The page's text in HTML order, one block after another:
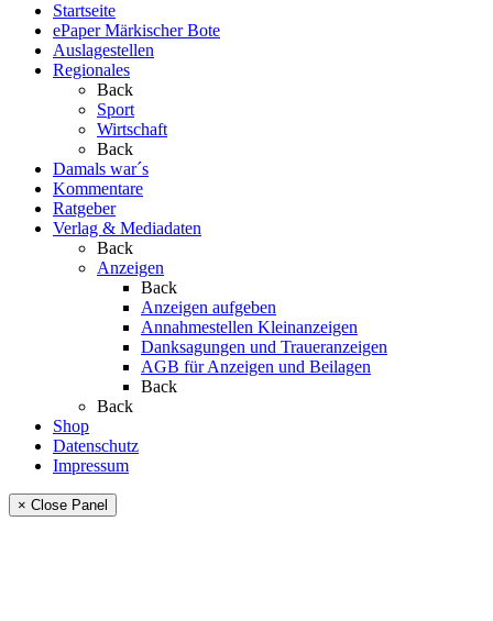
Startseite
ePaper Märkischer Bote
Auslagestellen
Regionales
Back
Sport
Wirtschaft
Back
Damals war´s
Kommentare
Ratgeber
Verlag & Mediadaten
Back
Anzeigen
Back
Anzeigen aufgeben
Annahmestellen Kleinanzeigen
Danksagungen und Traueranzeigen
AGB für Anzeigen und Beilagen
Back
Back
Shop
Datenschutz
Impressum
× Close Panel